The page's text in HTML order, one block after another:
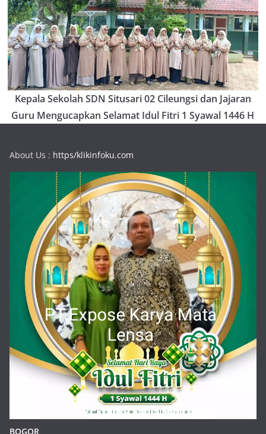
Kepala Sekolah SDN Situsari 02 Cileungsi dan Jajaran
Guru Mengucapkan Selamat Idul Fitri 1 Syawal 1446 H
About Us : https/klikinfoku.com
BOGOR